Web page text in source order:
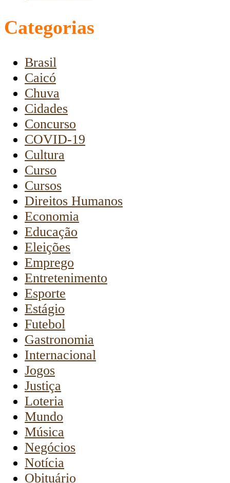
Categorias
Brasil
Caicó
Chuva
Cidades
Concurso
COVID-19
Cultura
Curso
Cursos
Direitos Humanos
Economia
Educação
Eleições
Emprego
Entretenimento
Esporte
Estágio
Futebol
Gastronomia
Internacional
Jogos
Justiça
Loteria
Mundo
Música
Negócios
Notícia
Obituário